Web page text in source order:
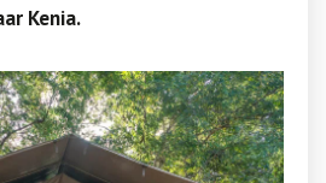
Kenia.